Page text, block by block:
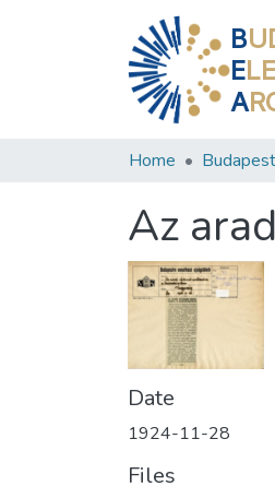
B
E
A
Home
Az
Date
1924-11-28
Files